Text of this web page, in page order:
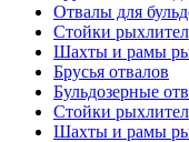
Отвалы для
Стойки
Шахты и рамы
Брусья отвалов
Бульдозерные
Стойки
Шахты и рамы